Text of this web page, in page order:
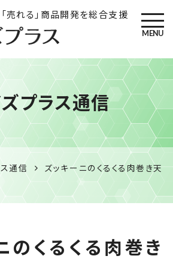
売れる」商品開発を総合支援
ス｜鹿児島の特産
衛生管理・食
門コンサル
MENU
プラス通信
通信
ズッキーニのくるくる肉巻き天
のくるくる肉巻き